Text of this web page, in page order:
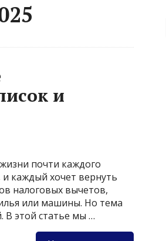
и
почти каждого
каждый хочет вернуть
налоговых вычетов,
или машины. Но тема
В этой статье мы …